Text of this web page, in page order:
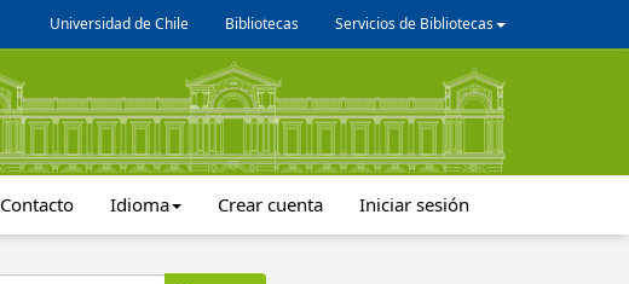
Universidad de Chile Bibliotecas Servicios de Bibliotecas
Contacto Idioma Crear cuenta Iniciar sesión